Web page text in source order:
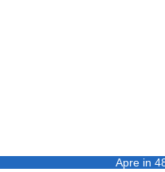
Apre in